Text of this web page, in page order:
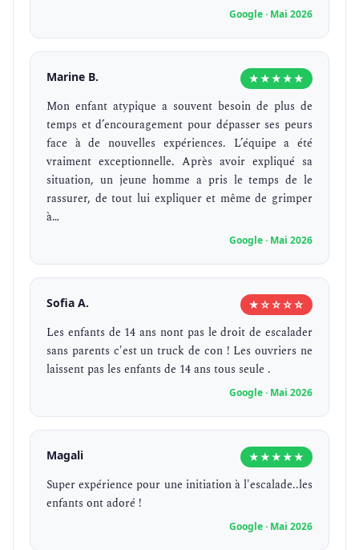
Google · Mai 2026
Marine B. ★★★★★
Mon enfant atypique a souvent besoin de plus de
temps et d’encouragement pour dépasser ses peurs
face à de nouvelles expériences. L’équipe a été
vraiment exceptionnelle. Après avoir expliqué sa
situation, un jeune homme a pris le temps de le
rassurer, de tout lui expliquer et même de grimper
à…
Google · Mai 2026
Sofia A. ★☆☆☆☆
Les enfants de 14 ans nont pas le droit de escalader
sans parents c'est un truck de con ! Les ouvriers ne
laissent pas les enfants de 14 ans tous seule .
Google · Mai 2026
Magali ★★★★★
Super expérience pour une initiation à l'escalade..les
enfants ont adoré !
Google · Mai 2026